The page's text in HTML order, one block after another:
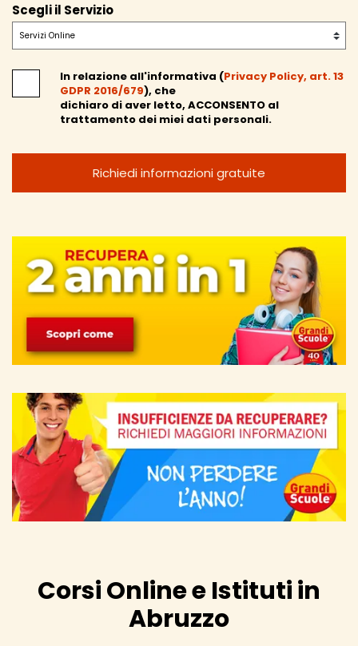
Scegli il Servizio
In relazione all'informativa (Privacy Policy, art. 13
GDPR 2016/679), che
dichiaro di aver letto, ACCONSENTO al
trattamento dei miei dati personali.
Corsi Online e Istituti in
Abruzzo